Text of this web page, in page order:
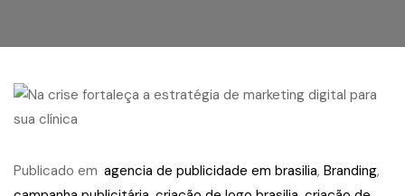
Publicado em agencia de publicidade em brasilia, Branding,